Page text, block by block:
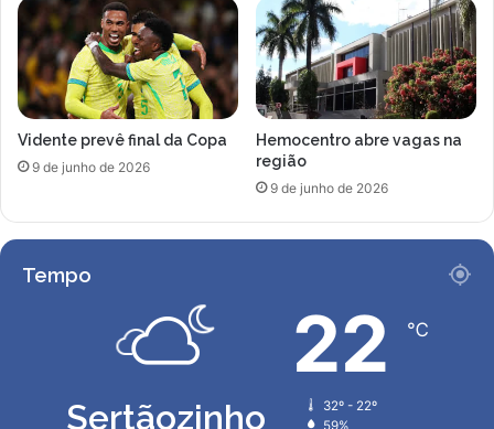
Vidente prevê final da Copa
9 de junho de 2026
Hemocentro abre vagas na
região
9 de junho de 2026
Tempo
Sertãozinho
22 ℃
32º - 22º